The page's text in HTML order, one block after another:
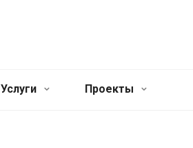
Услуги Проекты